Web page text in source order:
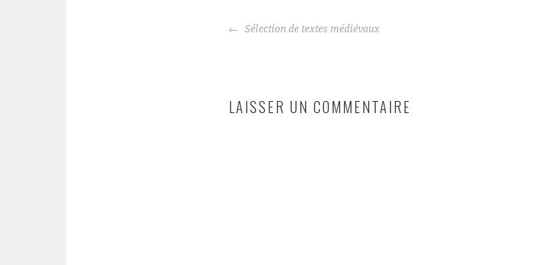
NAVIGATION
Sélection de textes médiévaux
LAISSER UN COMMENTAIRE